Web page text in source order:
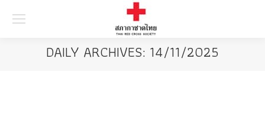
DAILY ARCHIVES: 14/11/2025